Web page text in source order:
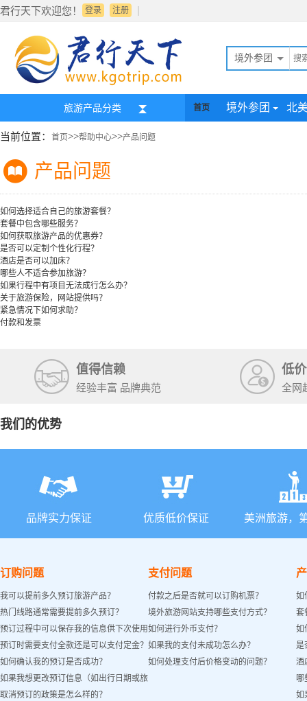
君行天下欢迎您！ 登录 |
注册
境外参团
旅游产品分类 首页 境外参团 北
当前位置： 首页>>帮助中心>>产品问题
产品问题
如何选择适合自己的旅游套餐？
套餐中包含哪些服务？
如何获取旅游产品的优惠券？
是否可以定制个性化行程？
酒店是否可以加床？
哪些人不适合参加旅游？
如果行程中有项目无法成行怎么办？
关于旅游保险，网站提供吗？
紧急情况下如何求助？
付款和发票
值得信赖
经验丰富 品牌典范
低
全网
我们的优势
品牌实力保证 优质低价保证 美洲旅游，
订购问题
我可以提前多久预订旅游产品？
热门线路通常需要提前多久预订？
预订过程中可以保存我的信息供下次使用
吗？
预订时需要支付全款还是可以支付定金？
如何确认我的预订是否成功？
如果我想更改预订信息（如出行日期或旅
客姓名）怎么办？
取消预订的政策是怎么样的？
支付问题
付款之后是否就可以订购机票？
境外旅游网站支持哪些支付方式？
如何进行外币支付？
如果我的支付未成功怎么办？
如何处理支付后价格变动的问题？
如
套
如
是
酒
哪
如